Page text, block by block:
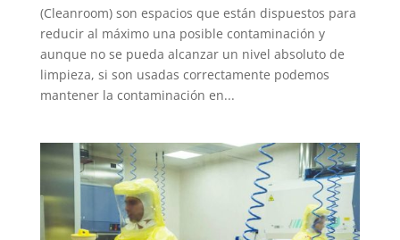
(Cleanroom) son espacios que están dispuestos para
reducir al máximo una posible contaminación y
aunque no se pueda alcanzar un nivel absoluto de
limpieza, si son usadas correctamente podemos
mantener la contaminación en...